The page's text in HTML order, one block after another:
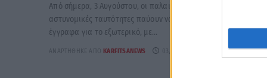
Από σήμερα, 3 Αυγούστου, οι παλαιού τύπου «μπλε»
αστυνομικές ταυτότητες παύουν να ισχύουν ως ταξιδιωτικά
έγγραφα για το εξωτερικό, με...
ΑΝΑΡΤΉΘΗΚΕ ΑΠΌ KARFITSANEWS